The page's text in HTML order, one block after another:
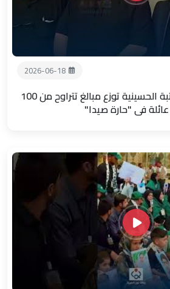
2026-06-18
شملت 250 عائلة: العتبة الحسينية توزع مبالغ تتراوح من 100